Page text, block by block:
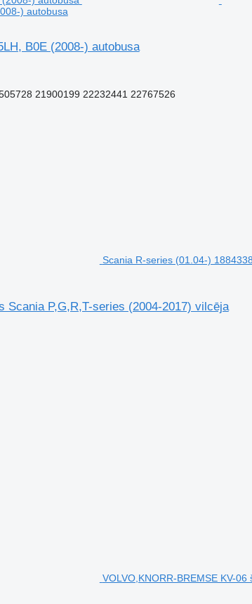
) autobusa
B0E (2008-) autobusa
21900199 22232441 22767526
Scania R-series (01.04-)
Scania P,G,R,T-series (2004-2017) vilcēja
VOLVO,KNORR-BREMSE KV-